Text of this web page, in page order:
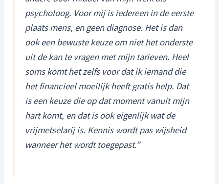
psycholoog. Voor mij is iedereen in de eerste
plaats mens, en geen diagnose. Het is dan
ook een bewuste keuze om niet het onderste
uit de kan te vragen met mijn tarieven. Heel
soms komt het zelfs voor dat ik iemand die
het financieel moeilijk heeft gratis help. Dat
is een keuze die op dat moment vanuit mijn
hart komt, en dat is ook eigenlijk wat de
vrijmetselarij is. Kennis wordt pas wijsheid
wanneer het wordt toegepast.”